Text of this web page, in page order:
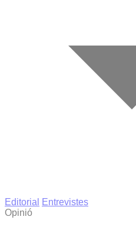
Editorial
Entrevistes
Opinió